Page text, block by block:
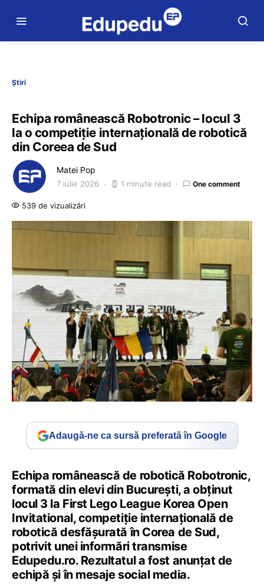
Știri
Echipa românească Robotronic – locul 3
la o competiție internațională de robotică
din Coreea de Sud
Matei Pop
7 iulie 2026 1 minute read One comment
539 de vizualizări
Adaugă-ne ca sursă preferată în Google
Echipa românească de robotică Robotronic,
formată din elevi din București, a obținut
locul 3 la First Lego League Korea Open
Invitational, competiție internațională de
robotică desfășurată în Corea de Sud,
potrivit unei informări transmise
Edupedu.ro. Rezultatul a fost anunțat de
echipă și în mesaje social media.